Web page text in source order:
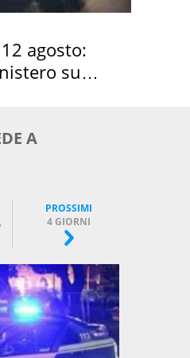
agosto:
su